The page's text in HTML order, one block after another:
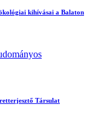
kihívásai a Balaton
Társulat